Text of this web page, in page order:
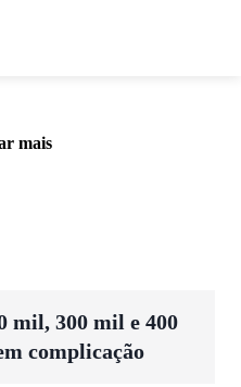
mais
mil, 300 mil e 400
complicação